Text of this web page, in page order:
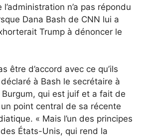
n’a pas répondu
Dana Bash de CNN lui a
Trump à dénoncer le
être d’accord avec ce qu’ils
à Bash le secrétaire à
Burgum, qui est juif et a fait de
un point central de sa récente
« Mais l’un des principes
États-Unis, qui rend la